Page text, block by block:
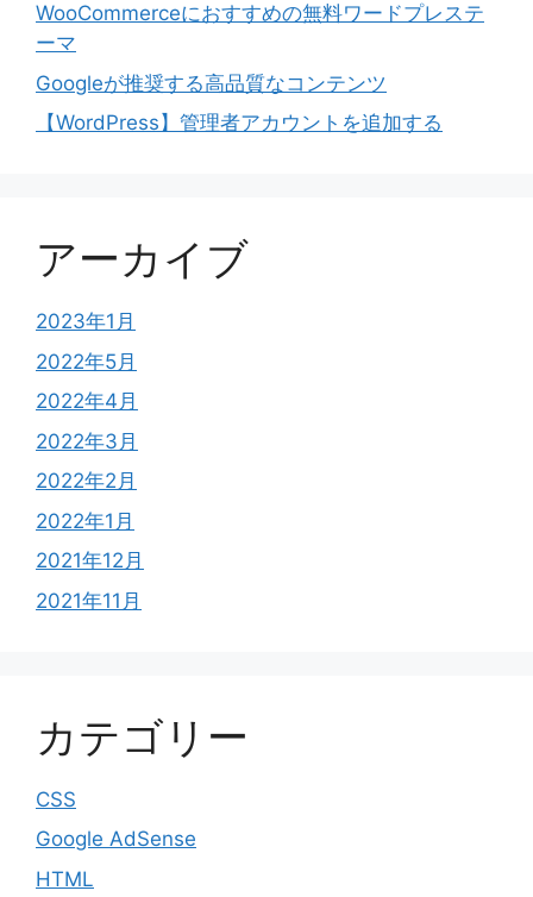
WooCommerceにおすすめの無料ワードプレステ
ーマ
Googleが推奨する高品質なコンテンツ
【WordPress】管理者アカウントを追加する
アーカイブ
2023年1月
2022年5月
2022年4月
2022年3月
2022年2月
2022年1月
2021年12月
2021年11月
カテゴリー
CSS
Google AdSense
HTML